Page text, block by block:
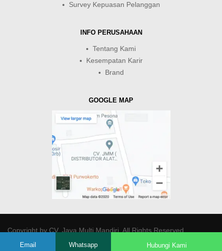
Survey Kepuasan Pelanggan
INFO PERUSAHAAN
Tentang Kami
Kesempatan Karir
Brand
GOOGLE MAP
Copyright byCV. Java Multi Mandiri. All Rights Reserved.
Email Whatsapp Hubungi Kami